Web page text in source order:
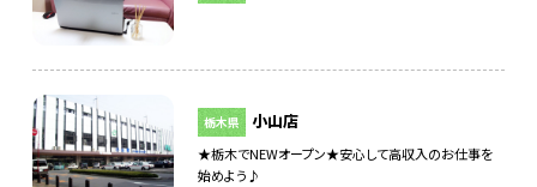
栃木県 小山店
★栃木でNEWオープン★安心して高収入のお仕事を
始めよう♪